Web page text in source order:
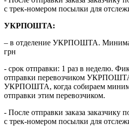
с трек-номером посылки для
УКРПОШТА:
– в отделение УКРПОШТА.
грн
- срок отправки: 1 раз в неделю.
отправки перевозчиком
УКРПОШТА, когда собираем
отправки этим перевозчиком.
- После отправки заказа заказчику
с трек-номером посылки для